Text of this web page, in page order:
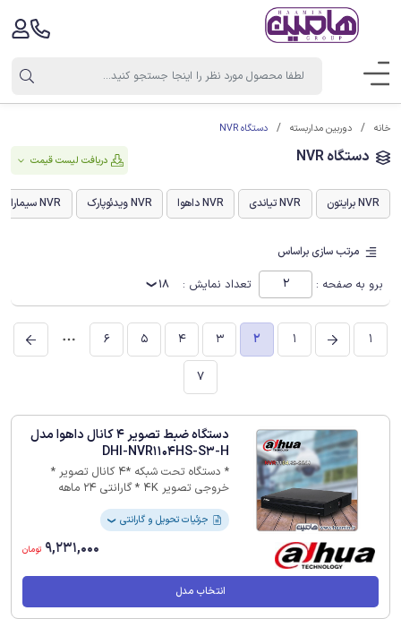
خانه دوربین مداربسته دستگاه NVR
دستگاه NVR دریافت لیست قیمت
NVR برایتون NVR تیاندی NVR داهوا NVR ویدئوپارک NVR سیماران
مرتب سازی براساس
برو به صفحه : تعداد نمایش : 18
1
1
2
3
4
5
6
7
دستگاه ضبط تصویر 4 کانال داهوا مدل
DHI-NVR1104HS-S3-H
* دستگاه تحت شبکه *4 کانال تصویر *
خروجی تصویر 4K * گارانتی 24 ماهه
جزئیات تحویل و گارانتی ❯
9,231,000 تومان
انتخاب مدل